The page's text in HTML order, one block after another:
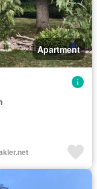
Apartment